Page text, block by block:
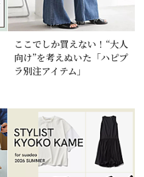
ここでしか買えない！“大人
向け”を考えぬいた「ハピプ
ラ別注アイテム」